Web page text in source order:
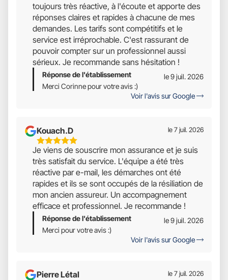
Sur
5
toujours très réactive, à l'écoute et apporte des
réponses claires et rapides à chacune de mes
demandes. Les tarifs sont compétitifs et le
service est irréprochable. C'est rassurant de
pouvoir compter sur un professionnel aussi
sérieux. Je recommande sans hésitation !
Réponse de l'établissement
le 9 juil. 2026
Merci Corinne pour votre avis :)
Voir l'avis sur Google
Kouach.d
5
Étoiles
Sur
5
le 7 juil. 2026
Je viens de souscrire mon assurance et je suis
très satisfait du service. L'équipe a été très
réactive par e-mail, les démarches ont été
rapides et ils se sont occupés de la résiliation de
mon ancien assureur. Un accompagnement
efficace et professionnel. Je recommande !
Réponse de l'établissement
le 9 juil. 2026
Merci pour votre avis :)
Voir l'avis sur Google
Pierre Létal
le 7 juil. 2026